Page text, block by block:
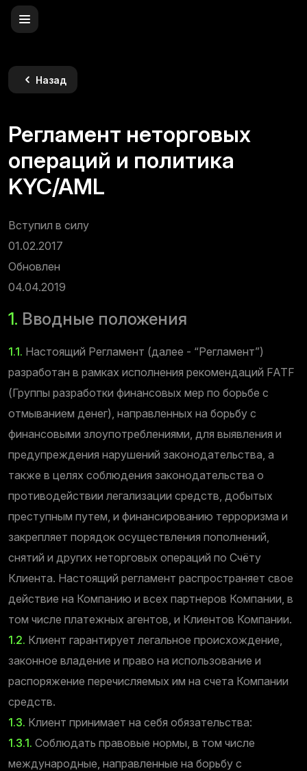
Назад
Регламент неторговых
операций и политика
KYC/AML
Вступил в силу
01.02.2017
Обновлен
04.04.2019
1. Вводные положения
1.1. Настоящий Регламент (далее - “Регламент”)
разработан в рамках исполнения рекомендаций FATF
(Группы разработки финансовых мер по борьбе с
отмыванием денег), направленных на борьбу с
финансовыми злоупотреблениями, для выявления и
предупреждения нарушений законодательства, а
также в целях соблюдения законодательства о
противодействии легализации средств, добытых
преступным путем, и финансированию терроризма и
закрепляет порядок осуществления пополнений,
снятий и других неторговых операций по Счёту
Клиента. Настоящий регламент распространяет свое
действие на Компанию и всех партнеров Компании, в
том числе платежных агентов, и Клиентов Компании.
1.2. Клиент гарантирует легальное происхождение,
законное владение и право на использование и
распоряжение перечисляемых им на счета Компании
средств.
1.3. Клиент принимает на себя обязательства:
1.3.1. Соблюдать правовые нормы, в том числе
международные, направленные на борьбу с